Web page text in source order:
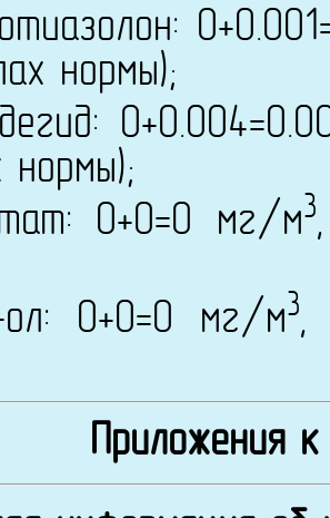
нормы);
нормы);
0+0=0 мг/м3
ол: 0+0=0 мг/м3,
Приложения